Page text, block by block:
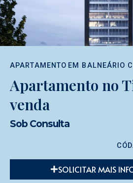
APARTAMENTO EM BALNEÁRIO
Apartamento no
venda
Sob Consulta
SOLICITAR MAIS